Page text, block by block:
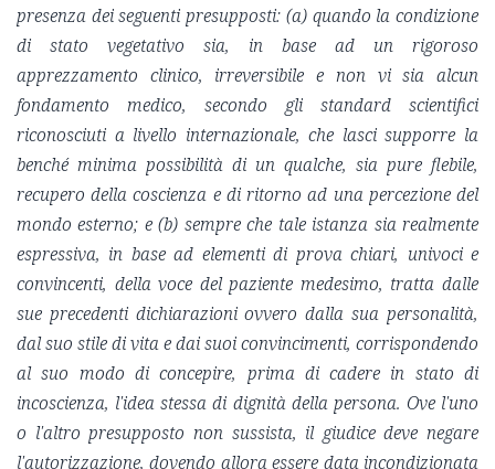
presenza dei seguenti presupposti: (a) quando la condizione
di stato vegetativo sia, in base ad un rigoroso
apprezzamento clinico, irreversibile e non vi sia alcun
fondamento medico, secondo gli standard scientifici
riconosciuti a livello internazionale, che lasci supporre la
benché minima possibilità di un qualche, sia pure flebile,
recupero della coscienza e di ritorno ad una percezione del
mondo esterno; e (b) sempre che tale istanza sia realmente
espressiva, in base ad elementi di prova chiari, univoci e
convincenti, della voce del paziente medesimo, tratta dalle
sue precedenti dichiarazioni ovvero dalla sua personalità,
dal suo stile di vita e dai suoi convincimenti, corrispondendo
al suo modo di concepire, prima di cadere in stato di
incoscienza, l'idea stessa di dignità della persona. Ove l'uno
o l'altro presupposto non sussista, il giudice deve negare
l'autorizzazione, dovendo allora essere data incondizionata